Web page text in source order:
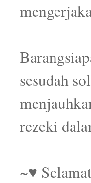
sesudah
rezeki
~♥